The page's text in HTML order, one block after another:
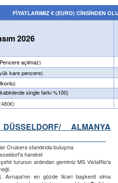
FİYATLARIMIZ € (EURO) CİNSİNDEN
2026
açılmaz)
kare pencere)
single farkı %100)
ALMANYA
Cruisera standında buluşma
hareket
turunun ardından gemimiz MS VistaRio'a
Avrupa'nın en gözde ticari başkenti olma